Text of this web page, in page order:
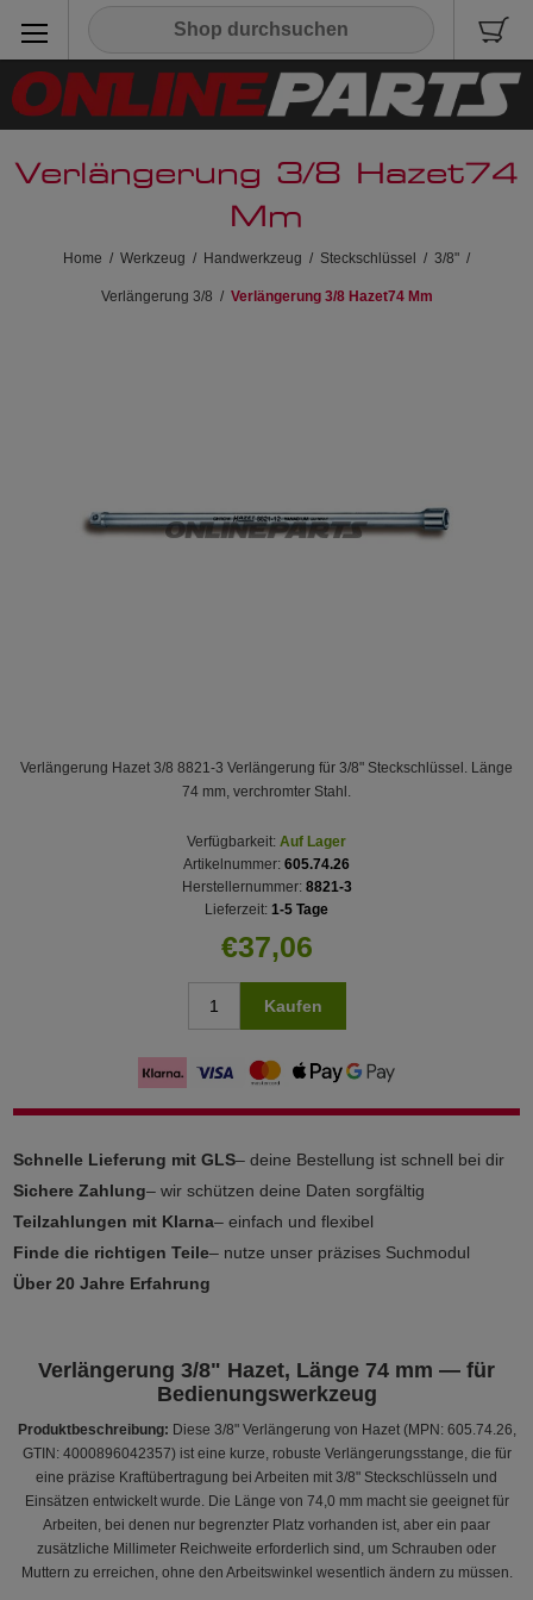
Verlängerung 3/8 Hazet74
Mm
Home / Werkzeug / Handwerkzeug / Steckschlüssel / 3/8" /
Verlängerung 3/8 / Verlängerung 3/8 Hazet74 Mm
Verlängerung Hazet 3/8 8821-3 Verlängerung für 3/8" Steckschlüssel. Länge
74 mm, verchromter Stahl.
Verfügbarkeit: Auf Lager
Artikelnummer: 605.74.26
Herstellernummer: 8821-3
Lieferzeit: 1-5 Tage
€37,06
Kaufen
Schnelle Lieferung mit GLS– deine Bestellung ist schnell bei dir
Sichere Zahlung– wir schützen deine Daten sorgfältig
Teilzahlungen mit Klarna– einfach und flexibel
Finde die richtigen Teile– nutze unser präzises Suchmodul
Über 20 Jahre Erfahrung
Verlängerung 3/8" Hazet, Länge 74 mm — für
Bedienungswerkzeug
Produktbeschreibung: Diese 3/8" Verlängerung von Hazet (MPN: 605.74.26,
GTIN: 4000896042357) ist eine kurze, robuste Verlängerungsstange, die für
eine präzise Kraftübertragung bei Arbeiten mit 3/8" Steckschlüsseln und
Einsätzen entwickelt wurde. Die Länge von 74,0 mm macht sie geeignet für
Arbeiten, bei denen nur begrenzter Platz vorhanden ist, aber ein paar
zusätzliche Millimeter Reichweite erforderlich sind, um Schrauben oder
Muttern zu erreichen, ohne den Arbeitswinkel wesentlich ändern zu müssen.